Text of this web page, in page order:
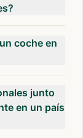
coche en
junto
en un país